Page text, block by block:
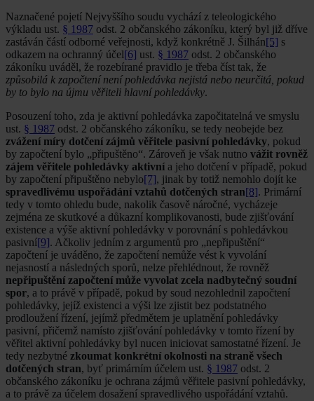
Naznačené pojetí Nejvyššího soudu vychází z teleologického
výkladu ust. § 1987 odst. 2 občanského zákoníku, který byl již dříve
zastáván částí odborné veřejnosti, když konkrétně J. Šilhán[5] s
odkazem na ochranný účel[6] ust. § 1987 odst. 2 občanského
zákoníku uváděl, že rozebírané pravidlo je třeba číst tak, že
způsobilá k započtení není pohledávka nejistá nebo neurčitá, pokud
by to bylo na újmu věřiteli hlavní pohledávky.
Posouzení toho, zda je aktivní pohledávka započitatelná ve smyslu
ust. § 1987 odst. 2 občanského zákoníku, se tedy neobejde bez
zvážení míry dotčení zájmů věřitele pasivní pohledávky, pokud
by započtení bylo „připuštěno“. Zároveň je však nutno vážit rovněž
zájem věřitele pohledávky aktivní a jeho dotčení v případě, pokud
by započtení připuštěno nebylo[7], jinak by totiž nemohlo dojít ke
spravedlivému uspořádání vztahů dotčených stran[8]. Primární
tedy v tomto ohledu bude, nakolik časově náročné, vycházeje
zejména ze skutkové a důkazní komplikovanosti, bude zjišťování
existence a výše aktivní pohledávky v porovnání s pohledávkou
pasivní[9]. Ačkoliv jedním z argumentů pro „nepřipuštění“
započtení je uváděno, že započtení nemůže vést k vyvolání
nejasností a následných sporů, nelze přehlédnout, že rovněž
nepřipuštění započtení může vyvolat zcela nadbytečný soudní
spor, a to právě v případě, pokud by soud nezohlednil započtení
pohledávky, jejíž existenci a výši lze zjistit bez podstatného
prodloužení řízení, jejímž předmětem je uplatnění pohledávky
pasivní, přičemž namísto zjišťování pohledávky v tomto řízení by
věřitel aktivní pohledávky byl nucen iniciovat samostatné řízení. Je
tedy nezbytné zkoumat konkrétní okolnosti na straně všech
dotčených stran, byť primárním účelem ust. § 1987 odst. 2
občanského zákoníku je ochrana zájmů věřitele pasivní pohledávky,
a to právě za účelem dosažení spravedlivého uspořádání vztahů.